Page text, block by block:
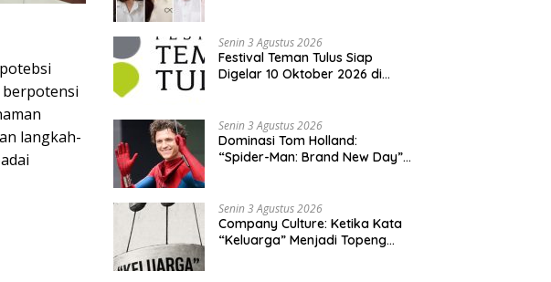
berpotensi
langkah-
Senin 3 Agustus 2026
Festival Teman Tulus Siap
Digelar 10 Oktober 2026 di
Senin 3 Agustus 2026
Dominasi Tom Holland:
“Spider-Man: Brand New Day”
Terbesar dalam Sejarah
Senin 3 Agustus 2026
Company Culture: Ketika Kata
“Keluarga” Menjadi Topeng